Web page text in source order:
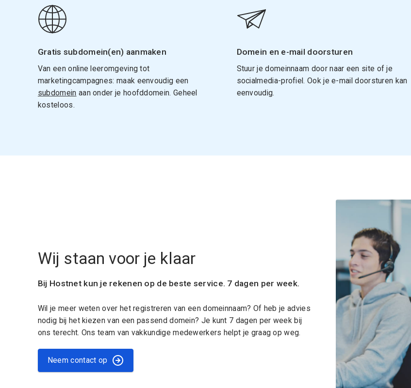
Gratis subdomein(en) aanmaken
Van een online leeromgeving tot
marketingcampagnes: maak eenvoudig een
subdomein aan onder je hoofddomein. Geheel
kosteloos.
Domein en e-mail doorsturen
Stuur je domeinnaam door naar een site of je
socialmedia-profiel. Ook je e-mail doorsturen kan
eenvoudig.
Wij staan voor je klaar
Bij Hostnet kun je rekenen op de beste service. 7 dagen per week.
Wil je meer weten over het registreren van een domeinnaam? Of heb je advies
nodig bij het kiezen van een passend domein? Je kunt 7 dagen per week bij
ons terecht. Ons team van vakkundige medewerkers helpt je graag op weg.
Neem contact op